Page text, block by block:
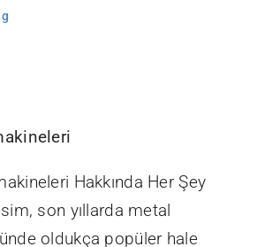
Hakkında Her Şey
son yıllarda metal
oldukça popüler hale